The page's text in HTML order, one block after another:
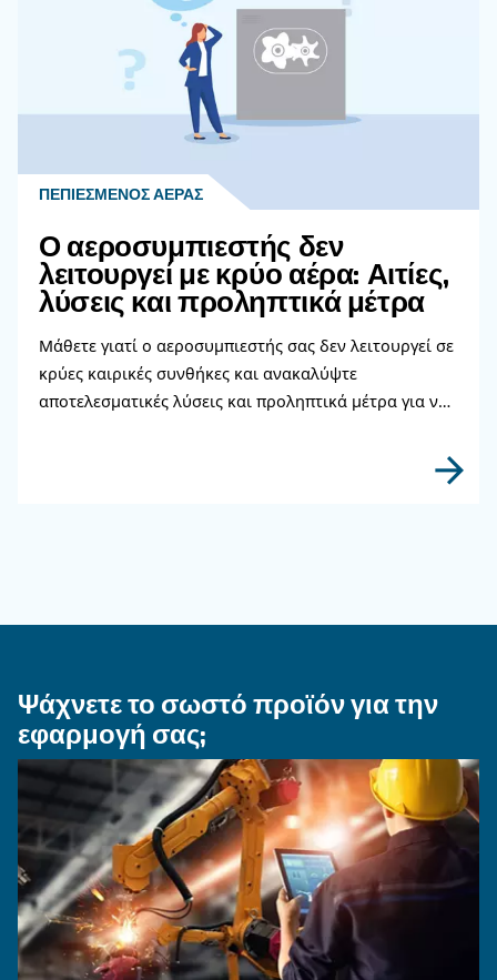
Διαβάστε περισσότερα
θέματα
ΤΡΌΠΟΣ ΧΡΉΣΗΣ
Πώς να επιλέξετε
Μάθετε πώς να επιλέγετε τον σωστό εύκαμπτο
σύστημα πεπιεσμένου αέρα για να
αέρα, να μειώσετε τις διαρροές, να
ασφάλεια και να ενισχύσετε την απόδοση.